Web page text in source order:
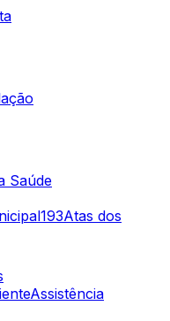
Saúde
193Atas dos
Assistência